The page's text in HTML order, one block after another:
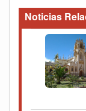
Noticias